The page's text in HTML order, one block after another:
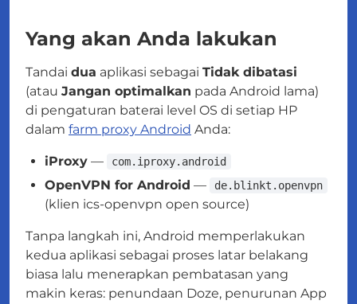
Yang akan Anda lakukan
Tandai dua aplikasi sebagai Tidak dibatasi
(atau Jangan optimalkan pada Android lama)
di pengaturan baterai level OS di setiap HP
dalam farm proxy Android Anda:
iProxy — com.iproxy.android
OpenVPN for Android — de.blinkt.openvpn
(klien ics-openvpn open source)
Tanpa langkah ini, Android memperlakukan
kedua aplikasi sebagai proses latar belakang
biasa lalu menerapkan pembatasan yang
makin keras: penundaan Doze, penurunan App